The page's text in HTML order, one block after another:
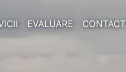
EVALUARE CONTACT